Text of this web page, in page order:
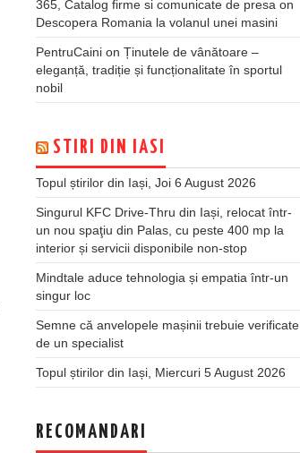
365, Catalog firme si comunicate de presa on
Descopera Romania la volanul unei masini
PentruCaini on Ținutele de vânătoare –
eleganță, tradiție și funcționalitate în sportul
nobil
STIRI DIN IASI
Topul știrilor din Iași, Joi 6 August 2026
Singurul KFC Drive-Thru din Iași, relocat într-
un nou spaţiu din Palas, cu peste 400 mp la
interior și servicii disponibile non-stop
Mindtale aduce tehnologia și empatia într-un
singur loc
Semne că anvelopele mașinii trebuie verificate
de un specialist
Topul știrilor din Iași, Miercuri 5 August 2026
RECOMANDARI